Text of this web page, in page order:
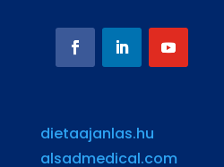
dietaajanlas.hu
alsadmedical.com